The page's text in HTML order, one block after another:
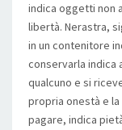
indica oggetti non
libertà. Nerastra,
in un contenitore
conservarla indica
qualcuno e si
propria onestà e la
pagare, indica